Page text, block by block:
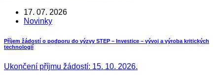
17. 07. 2026
Novinky
Příjem žádostí o podporu do výzvy STEP – Investice – vývoj a výroba kritických
technologií
Ukončení příjmu žádostí: 15. 10. 2026.